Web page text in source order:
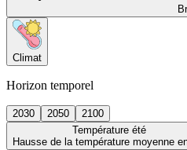
Climat
Horizon temporel
2030 2050
2100
Température été
Hausse de la température moyenne